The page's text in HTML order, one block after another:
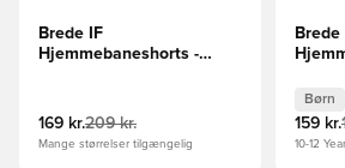
Brede IF
Hjemmebaneshorts -
169 kr.209 kr.
Mange størrelser tilgængelig
Brede
Børn
159 kr.
10-12